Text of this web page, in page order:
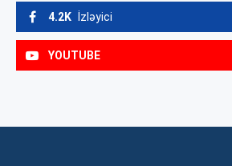
4.2K İzləyici
YOUTUBE